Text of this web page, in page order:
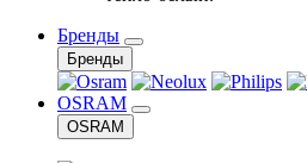
Бренды
Бренды
OSRAM
OSRAM